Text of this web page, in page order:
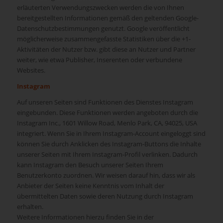
erläuterten Verwendungszwecken werden die von Ihnen
bereitgestellten Informationen gemäß den geltenden Google-
Datenschutzbestimmungen genutzt. Google veröffentlicht
möglicherweise zusammengefasste Statistiken über die +1-
Aktivitäten der Nutzer bzw. gibt diese an Nutzer und Partner
weiter, wie etwa Publisher, Inserenten oder verbundene
Websites.
Instagram
Auf unseren Seiten sind Funktionen des Dienstes Instagram
eingebunden. Diese Funktionen werden angeboten durch die
Instagram Inc., 1601 Willow Road, Menlo Park, CA, 94025, USA
integriert. Wenn Sie in Ihrem Instagram-Account eingeloggt sind
können Sie durch Anklicken des Instagram-Buttons die Inhalte
unserer Seiten mit Ihrem Instagram-Profil verlinken. Dadurch
kann Instagram den Besuch unserer Seiten Ihrem
Benutzerkonto zuordnen. Wir weisen darauf hin, dass wir als
Anbieter der Seiten keine Kenntnis vom Inhalt der
übermittelten Daten sowie deren Nutzung durch Instagram
erhalten.
Weitere Informationen hierzu finden Sie in der